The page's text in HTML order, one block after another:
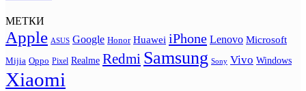
МЕТКИ
Apple ASUS Google Honor Huawei iPhone Lenovo Microsoft
Mijia Oppo Pixel Realme Redmi Samsung Sony Vivo Windows
Xiaomi